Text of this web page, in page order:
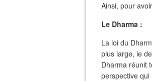
Ainsi, pour
Le Dharma :
La loi du
plus large, le
Dharma réunit
perspective